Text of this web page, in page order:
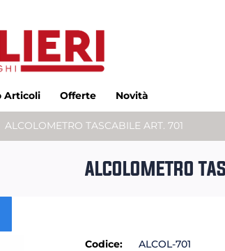
Articoli Offerte Novità
ALCOLOMETRO TASCABILE ART. 701
ALCOLOMETRO
Codice:
ALCOL-701